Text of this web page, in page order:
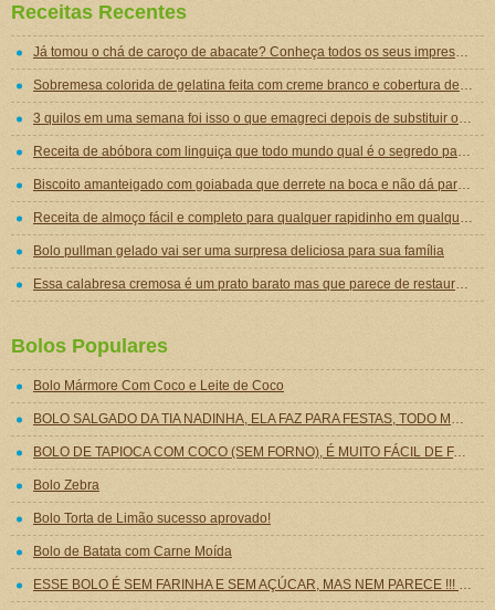
Receitas Recentes
Já tomou o chá de caroço de abacate? Conheça todos os seus impressionantes benefícios!
Sobremesa colorida de gelatina feita com creme branco e cobertura de mousse de gelatina
3 quilos em uma semana foi isso o que emagreci depois de substituir o jantar por essa sopa emagrecedora
Receita de abóbora com linguiça que todo mundo qual é o segredo para ficar tão gostosa
Biscoito amanteigado com goiabada que derrete na boca e não dá para comer um só
Receita de almoço fácil e completo para qualquer rapidinho em qualquer dia da semana
Bolo pullman gelado vai ser uma surpresa deliciosa para sua família
Essa calabresa cremosa é um prato barato mas que parece de restaurante chique de tão gostoso
Bolos Populares
Bolo Mármore Com Coco e Leite de Coco
BOLO SALGADO DA TIA NADINHA, ELA FAZ PARA FESTAS, TODO MUNDO AMA, É O MAIS DELICIOSO QUE EU JÁ COMI!
BOLO DE TAPIOCA COM COCO (SEM FORNO), É MUITO FÁCIL DE FAZER!
Bolo Zebra
Bolo Torta de Limão sucesso aprovado!
Bolo de Batata com Carne Moída
ESSE BOLO É SEM FARINHA E SEM AÇÚCAR, MAS NEM PARECE !!! EU FAÇO SEMPRE E TODO MUNDO DEVORA RAPIDINHO, É DELICIOSO!